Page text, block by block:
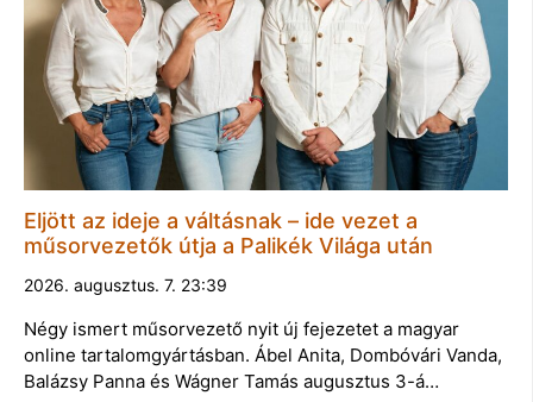
Eljött az ideje a váltásnak – ide vezet a
műsorvezetők útja a Palikék Világa után
2026. augusztus. 7. 23:39
Négy ismert műsorvezető nyit új fejezetet a magyar
online tartalomgyártásban. Ábel Anita, Dombóvári Vanda,
Balázsy Panna és Wágner Tamás augusztus 3-á…